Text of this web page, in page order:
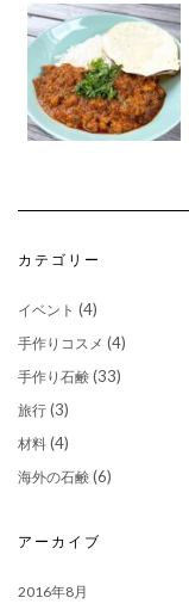
カテゴリー
イベント (4)
手作りコスメ (4)
手作り石鹸 (33)
旅行 (3)
材料 (4)
海外の石鹸 (6)
アーカイブ
2016年8月